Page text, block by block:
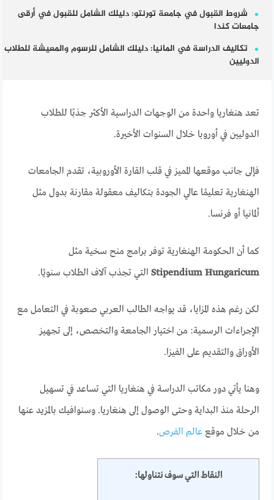
شروط القبول في جامعة تورنتو: دليلك الشامل للقبول في أرقى
جامعات كندا
تكاليف الدراسة في المانيا: دليلك الشامل للرسوم والمعيشة للطلاب
الدوليين
تعد هنغاريا واحدة من الوجهات الدراسية الأكثر جذبًا للطلاب
الدوليين في أوروبا خلال السنوات الأخيرة.
فإلى جانب موقعها المميز في قلب القارة الأوروبية، تقدم الجامعات
الهنغارية تعليمًا عالي الجودة بتكاليف معقولة مقارنة بدول مثل
ألمانيا أو فرنسا.
كما أن الحكومة الهنغارية توفر برامج منح سخية مثل
Stipendium Hungaricum التي تجذب آلاف الطلاب سنويًا.
لكن رغم هذه المزايا، قد يواجه الطالب العربي صعوبة في التعامل مع
الإجراءات الرسمية: من اختيار الجامعة والتخصص، إلى تجهيز
الأوراق والتقديم على الفيزا.
وهنا يأتي دور مكاتب الدراسة في هنغاريا التي تساعد في تسهيل
الرحلة منذ البداية وحتى الوصول إلى هنغاريا. وسنوافيك بالمزيد عنها
من خلال موقععالم الفرص.
النقاط التي سوف نتناولها: